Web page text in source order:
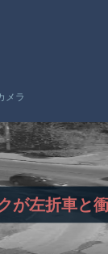
メラ
が左折車と